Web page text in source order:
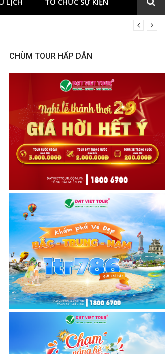
CHÙM TOUR HẤP DẪN